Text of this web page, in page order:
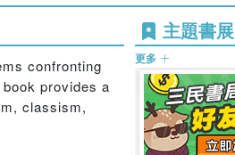
confronting
provides a
classism,
主題書展
更多